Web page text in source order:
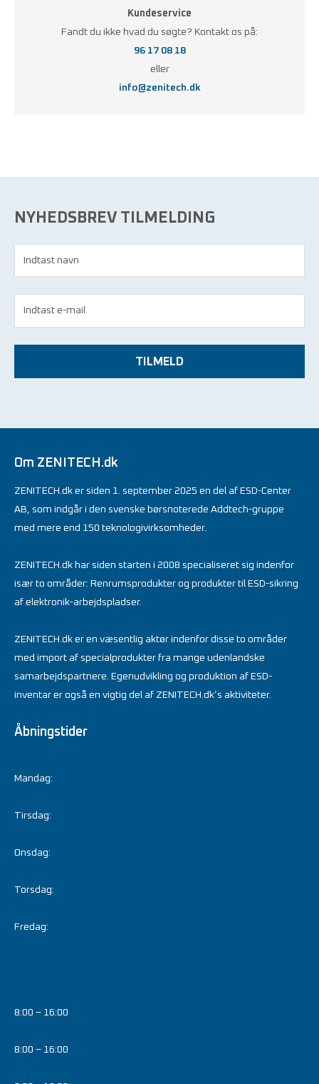
Kundeservice
Fandt du ikke hvad du søgte? Kontakt os på:
96 17 08 18
eller
info@zenitech.dk
NYHEDSBREV TILMELDING
TILMELD
Om ZENITECH.dk
ZENITECH.dk er siden 1. september 2025 en del af ESD-Center
AB, som indgår i den svenske børsnoterede Addtech-gruppe
med mere end 150 teknologivirksomheder.
ZENITECH.dk har siden starten i 2008 specialiseret sig indenfor
især to områder: Renrumsprodukter og produkter til ESD-sikring
af elektronik-arbejdspladser.
ZENITECH.dk er en væsentlig aktør indenfor disse to områder
med import af specialprodukter fra mange udenlandske
samarbejdspartnere. Egenudvikling og produktion af ESD-
inventar er også en vigtig del af ZENITECH.dk’s aktiviteter.
Åbningstider
Mandag:
Tirsdag:
Onsdag:
Torsdag:
Fredag:
8:00 – 16:00
8:00 – 16:00